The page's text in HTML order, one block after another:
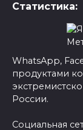
Статистика:
WhatsApp,
продуктами
России.
Социальная